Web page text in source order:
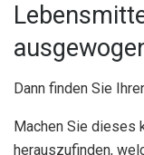
Dann finden Sie
Machen Sie dieses
herauszufinden,